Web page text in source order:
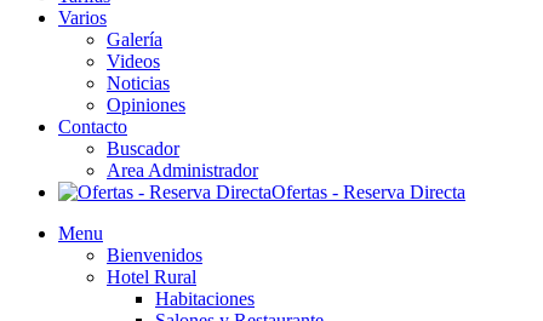
Varios
Galería
Videos
Noticias
Opiniones
Contacto
Buscador
Area Administrador
Ofertas - Reserva Directa
Menu
Bienvenidos
Hotel Rural
Habitaciones